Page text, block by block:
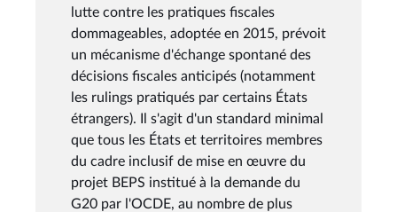
lutte contre les pratiques fiscales
dommageables, adoptée en 2015, prévoit
un mécanisme d'échange spontané des
décisions fiscales anticipés (notamment
les rulings pratiqués par certains États
étrangers). Il s'agit d'un standard minimal
que tous les États et territoires membres
du cadre inclusif de mise en œuvre du
projet BEPS institué à la demande du
G20 par l'OCDE, au nombre de plus